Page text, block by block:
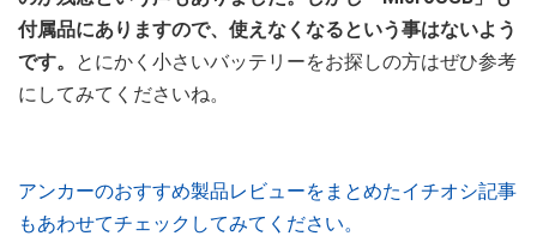
付属品にありますので、使えなくなるという事はないよう
です。
とにかく小さいバッテリーをお探しの方はぜひ参考
にしてみてくださいね。
アンカーのおすすめ製品レビューをまとめたイチオシ記事
もあわせてチェックしてみてください。